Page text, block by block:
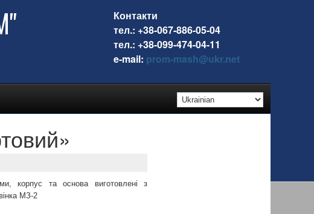
Контакти
тел.: +38-067-886-05-04
тел.: +38-099-474-04-11
e-mail: prom-mash@ukr.net
корпус та основа виготовлені з
МЗ-2